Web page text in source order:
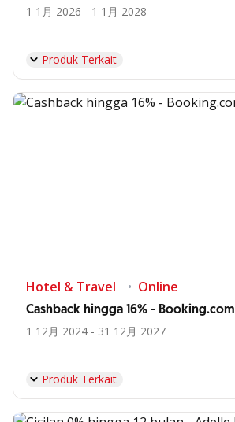
1 1月 2026 - 1 1月 2028
Produk Terkait
Hotel & Travel Online
Cashback hingga 16% - Booking.com
1 12月 2024 - 31 12月 2027
Produk Terkait